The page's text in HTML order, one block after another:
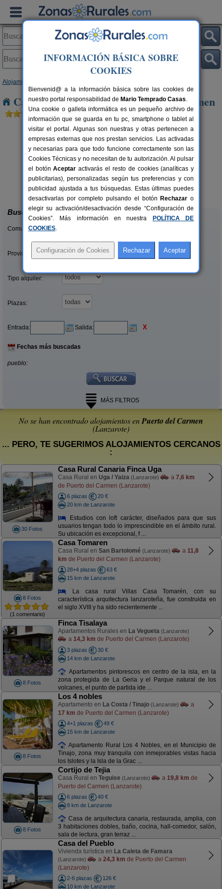
Alojamientos
Casas Rurales cerca de Puerto del Carmen
4+1 pers.
desde49 €
Los 4 nobles
La Costa (Lanzarote)
Buscar
Comunidades:
Provincias/Islas:
Tipo alquiler:
Plazas:
Entrada: Salida: X
Fechas más buscadas
pueblo:
MÁS FILTROS
No se han encontrado alojamientos enPuerto del Carmen
(Lanzarote)
... PERO, TE SUGERIMOS ALOJAMIENTOS CERCANOS
:
30 Fotos
Casa Rural Canaria Finca Uga
Casa Rural en Uga / Yaiza (Lanzarote) a 7,6 km
de Puerto del Carmen (Lanzarote)
6 plazas
20 €
20 km de Lanzarote
Estudios con loft carácter, diseñados para que sus
usuarios tengan todo lo imprescindible en el ámbito rural.
Su ubicación es excepcional, f ...
8 Fotos
(1 comentario)
Casa Tomaren
Casa Rural en San Bartolomé (Lanzarote) a 11,8
km de Puerto del Carmen (Lanzarote)
28+4 plazas
63 €
15 km de Lanzarote
La casa rural Villas Casa Tomarén, con su
característica arquitectura lanzaroteña, fue construida en
el siglo XVIII y ha sido recientemente ...
8 Fotos
Finca Tisalaya
Apartamentos Rurales en La Vegueta (Lanzarote)
a 14,3 km de Puerto del Carmen (Lanzarote)
3 plazas
30 €
14 km de Lanzarote
Apartamentos pintorescos en centro de la isla, en la
zona protegida de La Geria y el Parque natural de los
volcanes, el punto de partida ide ...
8 Fotos
Los 4 nobles
Apartamento en La Costa / Tinajo (Lanzarote)
a
17 km de Puerto del Carmen (Lanzarote)
4+1 plazas
49 €
15 km de Lanzarote
Apartamento Rural Los 4 Nobles, en el Municipio de
Tinajo, zona muy tranquila con inmejorables vistas hacia
los Islotes y la Isla de la Grac ...
8 Fotos
Cortijo de Tejia
Casa Rural en Teguise (Lanzarote) a 19,8 km de
Puerto del Carmen (Lanzarote)
6 plazas
40 €
9 km de Lanzarote
Casa de arquitectura canaria, restaurada, amplia, con
3 habitaciones dobles, baño, cocina, hall-comedor, salón,
sala de lectura, gran terraz ...
Casa del Pueblo
Vivienda turística en La Caleta de Famara
(Lanzarote) a 24,3 km de Puerto del Carmen
(Lanzarote)
2-6 plazas
126 €
10 km de Lanzarote
INFORMACIÓN BÁSICA SOBRE
COOKIES
Bienvenid@ a la información básica sobre las cookies de
nuestro portal responsabilidad de Mario Temprado Casas.
Una cookie o galleta informática es un pequeño archivo de
información que se guarda en tu pc, smartphone o tablet al
visitar el portal. Algunas son nuestras y otras pertenecen a
empresas externas que nos prestan servicios. Las activadas
y necesarias para que todo funcione correctamente son las
Cookies Técnicas y no necesitan de tu autorización. Al pulsar
el botónAceptar activarás el resto de cookies (analíticas y
publicitarias), personalizadas según tus preferencias y con
publicidad ajustada a tus búsquedas. Estas últimas puedes
desactivarlas por completo pulsando el botón Rechazar o
elegir su activación/desactivación desde “Configuración de
Cookies”. Más información en nuestra
POLÍTICA DE
COOKIES.